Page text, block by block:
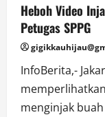
Heboh Video
Petugas SPPG
InfoBerita,-
menginjak